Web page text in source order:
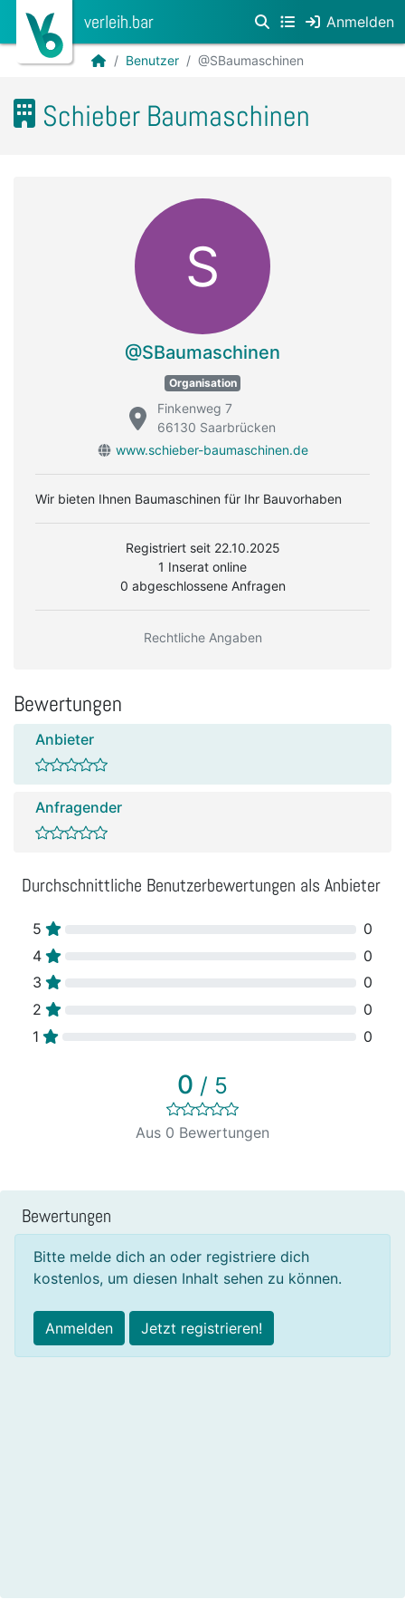
verleih.bar Anmelden
Benutzer @SBaumaschinen
Schieber Baumaschinen
S
@SBaumaschinen
Organisation
Finkenweg 7
66130 Saarbrücken
www.schieber-baumaschinen.de
Wir bieten Ihnen Baumaschinen für Ihr Bauvorhaben
Registriert seit 22.10.2025
1 Inserat online
0 abgeschlossene Anfragen
Rechtliche Angaben
Bewertungen
Anbieter
Anfragender
Durchschnittliche Benutzerbewertungen als Anbieter
5
0
4
0
3
0
2
0
1
0
0 / 5
Aus 0 Bewertungen
Bewertungen
Bitte melde dich an oder registriere dich
kostenlos, um diesen Inhalt sehen zu können.
Anmelden Jetzt registrieren!